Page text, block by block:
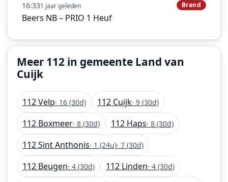
16:331 jaar geleden Brand
Beers NB – PRIO 1 Heuf
Meer 112 in gemeente Land van
Cuijk
112 Velp· 16 (30d) 112 Cuijk· 9 (30d)
112 Boxmeer· 8 (30d) 112 Haps· 8 (30d)
112 Sint Anthonis· 1 (24u)· 7 (30d)
112 Beugen· 4 (30d) 112 Linden· 4 (30d)